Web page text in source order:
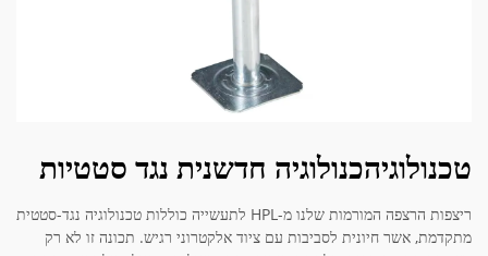
טכנולוגיהכנולוגיה חדשנית נגד סטטיות
ריצפות הרצפה המורמות שלנו מ-HPL לתעשייה כוללות טכנולוגיה נגד-סטטית
מתקדמת, אשר חיונית לסביבות עם ציוד אלקטרוני רגיש. תכונה זו לא רק